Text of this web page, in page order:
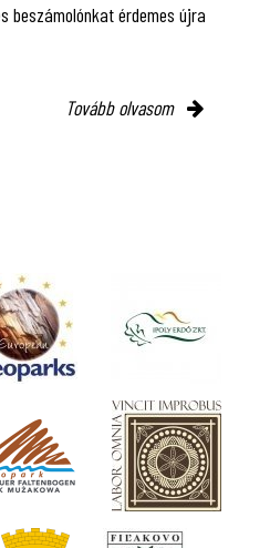
beszámolónkat érdemes újra
Tovább olvasom